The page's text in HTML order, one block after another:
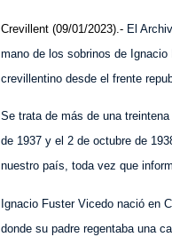
Crevillent (09/01/2023).- El
mano de los sobrinos de
crevillentino desde el frente
Se trata de más de una
de 1937 y el 2 de octubre de
nuestro país, toda vez que
Ignacio Fuster Vicedo nació en
donde su padre regentaba una